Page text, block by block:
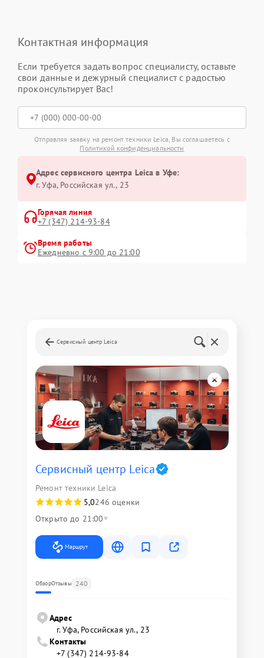
Контактная информация
Если требуется задать вопрос специалисту, оставьте
свои данные и дежурный специалист с радостью
проконсультирует Вас!
Отправляя заявку на ремонт техники Leica, Вы соглашаетесь с
Политикой конфиденциальности
Адрес сервисного центра Leica в Уфе:
г. Уфа, Российская ул., 23
Горячая линия
+7 (347) 214-93-84
Время работы
Ежедневно с 9:00 до 21:00
Сервисный центр Leica
Сервисный центр Leica
Ремонт техники Leica
5,0246 оценки
Открыто до 21:00
Маршрут
ОбзорОтзывы 240
Адрес
г. Уфа, Российская ул., 23
Контакты
+7 (347) 214-93-84